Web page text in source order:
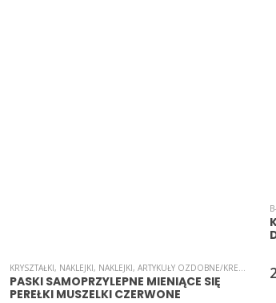
KRYSZTAŁKI, NAKLEJKI, NAKLEJKI, ARTYKUŁY OZDOBNE/KREATYWNE ,
PASKI SAMOPRZYLEPNE MIENIĄCE SIĘ
PEREŁKI MUSZELKI CZERWONE